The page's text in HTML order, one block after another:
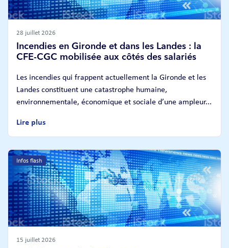
28 juillet 2026
Incendies en Gironde et dans les Landes : la
CFE-CGC mobilisée aux côtés des salariés
Les incendies qui frappent actuellement la Gironde et les
Landes constituent une catastrophe humaine,
environnementale, économique et sociale d’une ampleur...
Lire plus
Infos flash
15 juillet 2026